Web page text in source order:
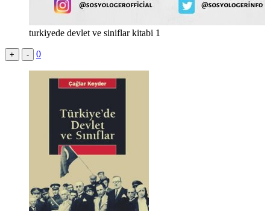
turkiyede devlet ve siniflar kitabi 1
+ - 0